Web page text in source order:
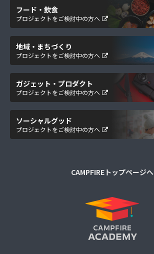
フード・飲食
プロジェクトをご検討中の方へ
地域・まちづくり
プロジェクトをご検討中の方へ
ガジェット・プロダクト
プロジェクトをご検討中の方へ
ソーシャルグッド
プロジェクトをご検討中の方へ
CAMPFIREトップページへ